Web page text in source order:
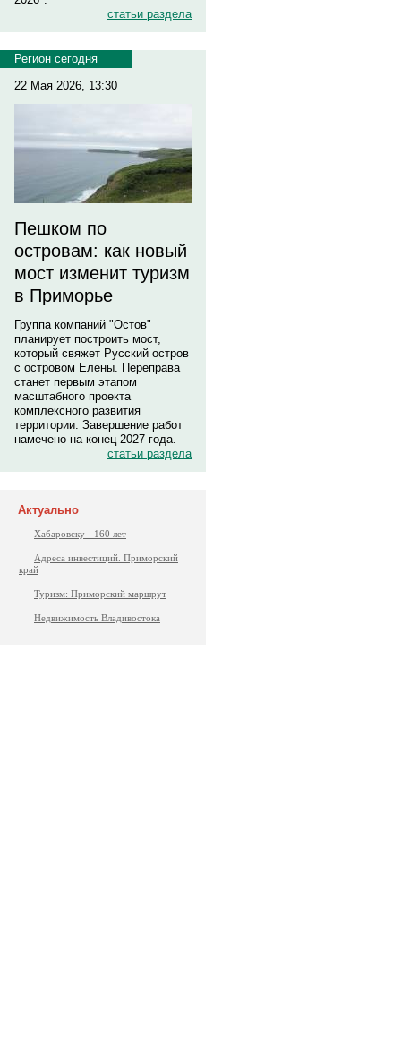
статьи раздела
Регион сегодня
22 Мая 2026, 13:30
Пешком по
островам: как новый
мост изменит туризм
в Приморье
Группа компаний "Остов"
планирует построить мост,
который свяжет Русский остров
с островом Елены. Переправа
станет первым этапом
масштабного проекта
комплексного развития
территории. Завершение работ
намечено на конец 2027 года.
статьи раздела
Актуально
Хабаровску - 160 лет
Адреса инвестиций. Приморский
край
Туризм: Приморский маршрут
Недвижимость Владивостока